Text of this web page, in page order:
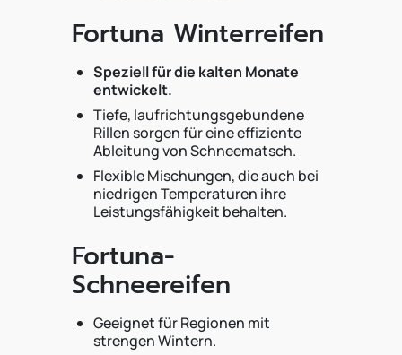
Fortuna Winterreifen
Speziell für die kalten Monate
entwickelt.
Tiefe, laufrichtungsgebundene
Rillen sorgen für eine effiziente
Ableitung von Schneematsch.
Flexible Mischungen, die auch bei
niedrigen Temperaturen ihre
Leistungsfähigkeit behalten.
Fortuna-
Schneereifen
Geeignet für Regionen mit
strengen Wintern.